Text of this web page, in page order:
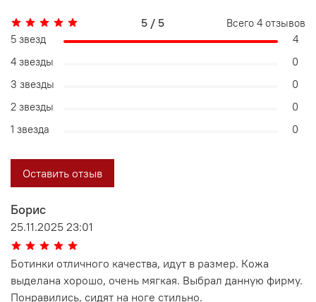
Борис
25.11.2025 23:01
Ботинки отличного качества, идут в размер. Кожа
выделана хорошо, очень мягкая. Выбрал данную фирму.
Понравились, сидят на ноге стильно.
5 / 5 Всего 4 отзывов
5 звезд
4
4 звезды
0
3 звезды
0
2 звезды
0
1 звезда
0
Оставить отзыв